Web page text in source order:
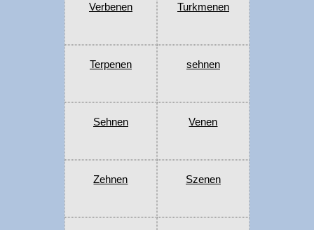
Verbenen Turkmenen
Terpenen sehnen
Sehnen Venen
Zehnen Szenen